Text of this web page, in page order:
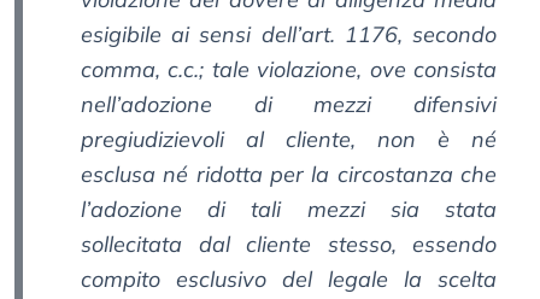
esigibile ai sensi dell’art. 1176, secondo
comma, c.c.; tale violazione, ove consista
nell’adozione di mezzi difensivi
pregiudizievoli al cliente, non è né
esclusa né ridotta per la circostanza che
l’adozione di tali mezzi sia stata
sollecitata dal cliente stesso, essendo
compito esclusivo del legale la scelta